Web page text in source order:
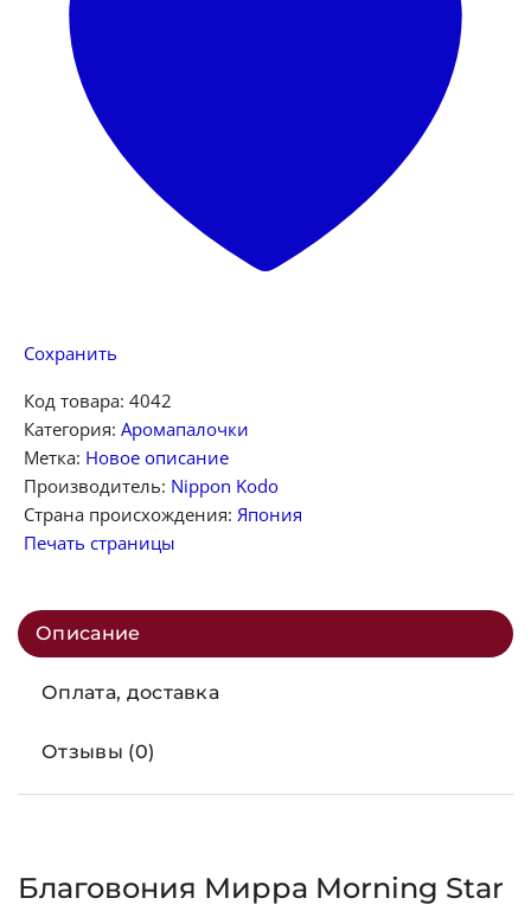
Сохранить
Код товара: 4042
Категория: Аромапалочки
Метка: Новое описание
Производитель: Nippon Kodo
Страна происхождения: Япония
Печать страницы
Описание
Оплата, доставка
Отзывы (0)
Благовония Мирра Morning Star